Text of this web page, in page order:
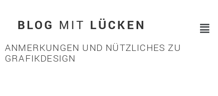
BLOG MIT LÜCKEN
ANMERKUNGEN UND NÜTZLICHES ZU
GRAFIKDESIGN